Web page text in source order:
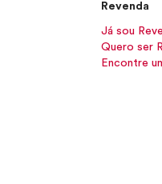
Revenda
Já sou
Quero ser
Encontre